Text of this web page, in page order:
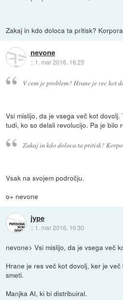
Zakaj in kdo doloca ta pritisk?
nevone
:: 1. mar 2016, 16:25
V cem je problem? Hrane je vec kot
Vsi mislijo, da je vsega več kot
tudi, ko so delali revolucijo. Pa je bilo
Zakaj in kdo doloca ta pritisk?
Vsak na svojem področju.
o+ nevone
jype
:: 1. mar 2016, 16:30
nevone> Vsi mislijo, da je vsega več
Hrane je res več kot dovolj, ker je
smeti.
Manjka AI, ki bi distribuiral.